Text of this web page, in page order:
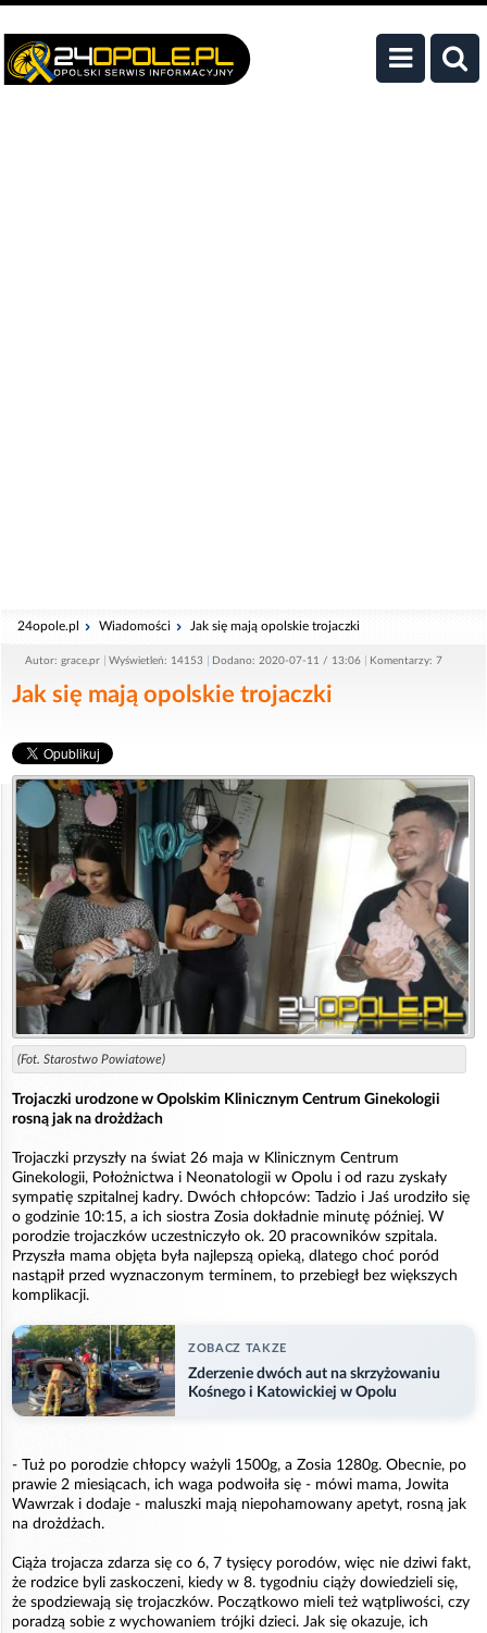
24opole.pl Wiadomości Jak się mają opolskie trojaczki
Autor: grace.pr Wyświetleń: 14153 Dodano: 2020-07-11 / 13:06 Komentarzy: 7
Jak się mają opolskie trojaczki
(Fot. Starostwo Powiatowe)
Trojaczki urodzone w Opolskim Klinicznym Centrum Ginekologii
rosną jak na drożdżach
Trojaczki przyszły na świat 26 maja w Klinicznym Centrum
Ginekologii, Położnictwa i Neonatologii w Opolu i od razu zyskały
sympatię szpitalnej kadry. Dwóch chłopców: Tadzio i Jaś urodziło się
o godzinie 10:15, a ich siostra Zosia dokładnie minutę później. W
porodzie trojaczków uczestniczyło ok. 20 pracowników szpitala.
Przyszła mama objęta była najlepszą opieką, dlatego choć poród
nastąpił przed wyznaczonym terminem, to przebiegł bez większych
komplikacji.
ZOBACZ TAKZE
Zderzenie dwóch aut na skrzyżowaniu
Kośnego i Katowickiej w Opolu
- Tuż po porodzie chłopcy ważyli 1500g, a Zosia 1280g. Obecnie, po
prawie 2 miesiącach, ich waga podwoiła się - mówi mama, Jowita
Wawrzak i dodaje - maluszki mają niepohamowany apetyt, rosną jak
na drożdżach.
Ciąża trojacza zdarza się co 6, 7 tysięcy porodów, więc nie dziwi fakt,
że rodzice byli zaskoczeni, kiedy w 8. tygodniu ciąży dowiedzieli się,
że spodziewają się trojaczków. Początkowo mieli też wątpliwości, czy
poradzą sobie z wychowaniem trójki dzieci. Jak się okazuje, ich